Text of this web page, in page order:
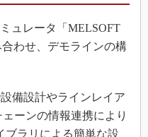
ュレータ「MELSOFT
わせ、デモラインの構
備設計やラインレイア
ーンの情報連携により
ブラリによる簡単な設